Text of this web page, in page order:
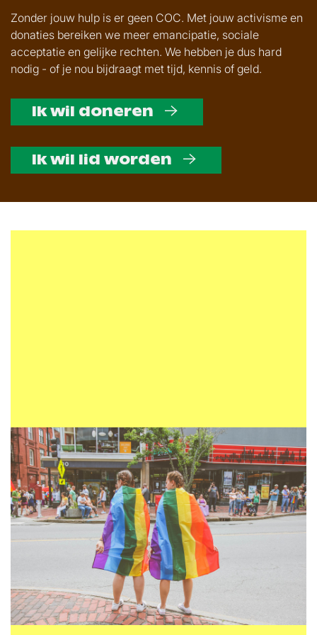
Zonder jouw hulp is er geen COC. Met jouw activisme en
donaties bereiken we meer emancipatie, sociale
acceptatie en gelijke rechten. We hebben je dus hard
nodig - of je nou bijdraagt met tijd, kennis of geld.
Ik wil doneren
Ik wil lid worden